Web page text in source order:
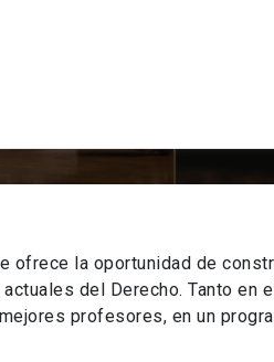
ofrece la oportunidad de
del Derecho. Tanto en
profesores, en un